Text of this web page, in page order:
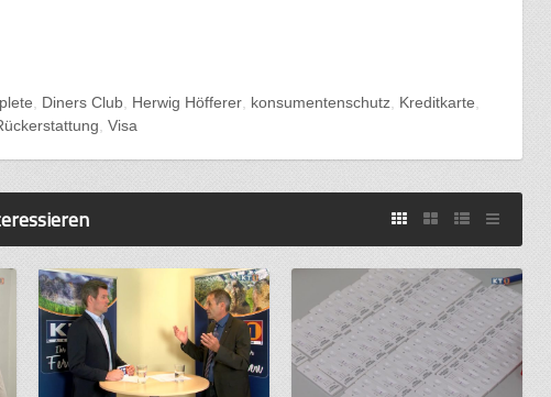
Diners Club Herwig Höfferer konsumentenschutz Kreditkarte
Visa